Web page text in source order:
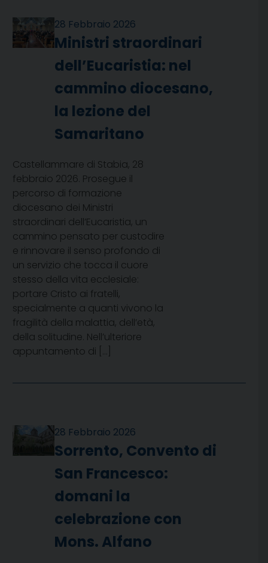
28 Febbraio 2026
Ministri straordinari
dell’Eucaristia: nel
cammino diocesano,
la lezione del
Samaritano
Castellammare di Stabia, 28
febbraio 2026. Prosegue il
percorso di formazione
diocesano dei Ministri
straordinari dell’Eucaristia, un
cammino pensato per custodire
e rinnovare il senso profondo di
un servizio che tocca il cuore
stesso della vita ecclesiale:
portare Cristo ai fratelli,
specialmente a quanti vivono la
fragilità della malattia, dell’età,
della solitudine. Nell’ulteriore
appuntamento di […]
28 Febbraio 2026
Sorrento, Convento di
San Francesco:
domani la
celebrazione con
Mons. Alfano